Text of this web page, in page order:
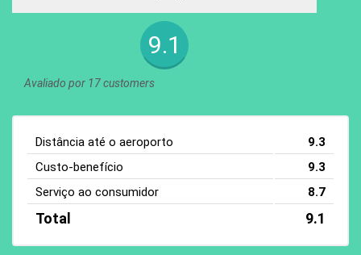
9.1
Avaliado por 17 customers
Distância até o aeroporto
9.3
Custo-benefício
9.3
Serviço ao consumidor
8.7
Total 9.1